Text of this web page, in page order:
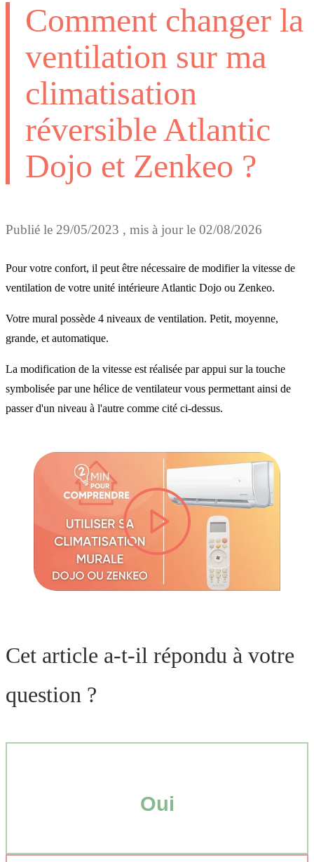
Comment changer la
ventilation sur ma
climatisation
réversible Atlantic
Dojo et Zenkeo ?
Publié le 29/05/2023 , mis à jour le 02/08/2026
Pour votre confort, il peut être nécessaire de modifier la vitesse de
ventilation de votre unité intérieure Atlantic Dojo ou Zenkeo.
Votre mural possède 4 niveaux de ventilation. Petit, moyenne,
grande, et automatique.
La modification de la vitesse est réalisée par appui sur la touche
symbolisée par une hélice de ventilateur vous permettant ainsi de
passer d'un niveau à l'autre comme cité ci-dessus.
lire la vidéo
Cet article a-t-il répondu à votre
question ?
Oui